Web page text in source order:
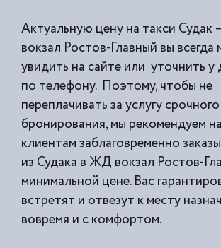
Актуальную цену на такси Судак
вокзал Ростов-Главный вы
увидить на сайте или уточнить у
по телефону. Поэтому, чтобы не
переплачивать за услугу срочного
бронирования, мы рекомендуем
клиентам заблаговременно
из Судака в ЖД вокзал Ростов-
минимальной цене. Вас
встретят и отвезут к месту
вовремя и с комфортом.